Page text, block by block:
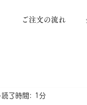
ご注文の流れ
読了時間: 1分